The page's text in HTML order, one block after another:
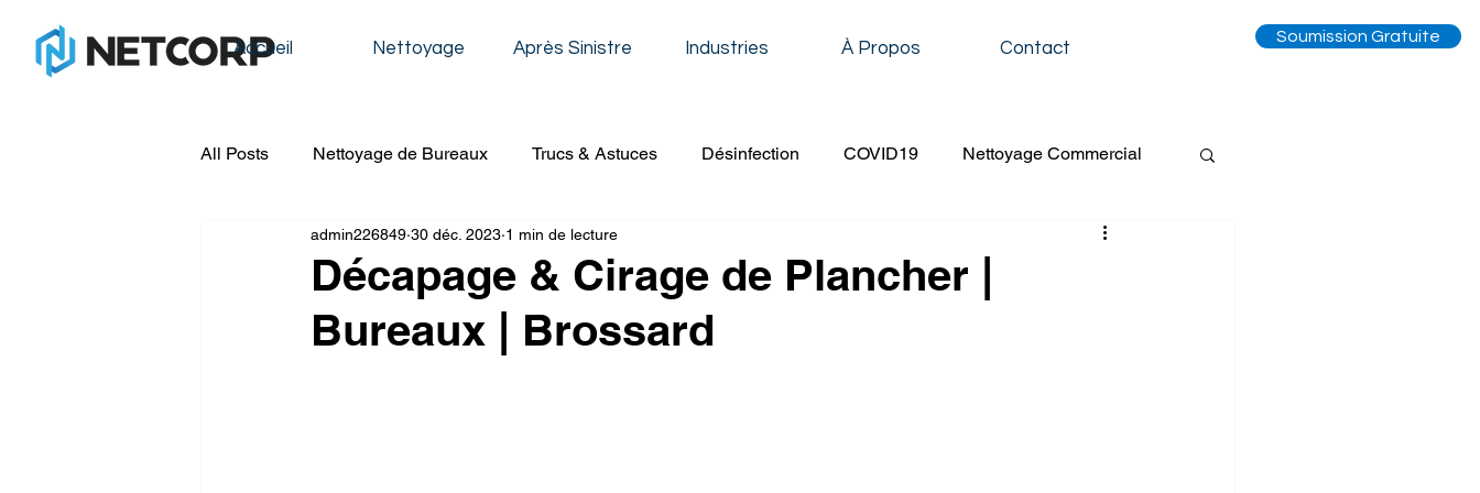
Accueil Nettoyage Après Sinistre Industries À Propos Contact
Soumission Gratuite
All Posts Nettoyage de Bureaux Trucs & Astuces Désinfection COVID19 Nettoyage Commercial
Nettoyage de Condos Nettoyage Résidentiel
Nettoyage de Construction Nettoyage Établissement Scolaire
Décapage & Cirage de Plancher |
Bureaux | Brossard
admin226849 30 déc. 2023 1 min de lecture